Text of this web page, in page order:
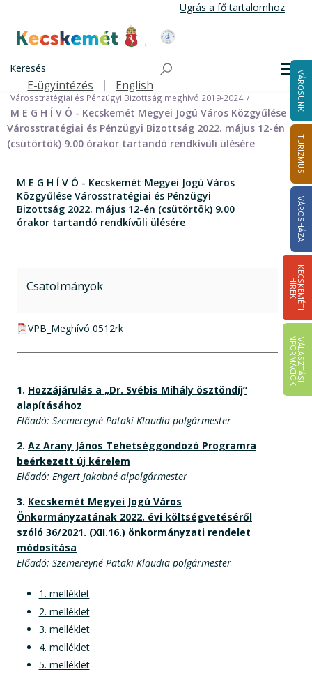
tartalomra
Ugrás a fő tartalomhoz
Kecskemét Város Honlapja
Keresés
Felső navigáció
E-ügyintézés English VÁROSUNK
TURIZMUS
VÁROSHÁZA
K
E
C
S
K
E
M
É
T
I
HÍ
R
E
K
V
Á
L
A
S
Z
T
Á
S
I
IN
F
O
R
M
Á
C
I
Ó
K
Önkormányzat
Bizottságok 2014-2024
Városstratégiai és Pénzügyi Bizottság 2014-2024
Városstratégiai és Pénzügyi Bizottság meghívó 2019-2024
M E G H Í V Ó - Kecskemét Megyei Jogú Város Közgyűlése
Városstratégiai és Pénzügyi Bizottság 2022. május 12-én
(csütörtök) 9.00 órakor tartandó rendkívüli ülésére
M E G H Í V Ó - Kecskemét Megyei Jogú Város
Közgyűlése Városstratégiai és Pénzügyi
Bizottság 2022. május 12-én (csütörtök) 9.00
órakor tartandó rendkívüli ülésére
Csatolmányok
pdf csatolmány:
VPB_Meghívó 0512rk
1. Hozzájárulás a „Dr. Svébis Mihály ösztöndíj”
alapításához
Előadó: Szemereyné Pataki Klaudia polgármester
2. Az Arany János Tehetséggondozó Programra
beérkezett új kérelem
Előadó: Engert Jakabné alpolgármester
3. Kecskemét Megyei Jogú Város
Önkormányzatának 2022. évi költségvetéséről
szóló 36/2021. (XII.16.) önkormányzati rendelet
módosítása
Előadó: Szemereyné Pataki Klaudia polgármester
1. melléklet
2. melléklet
3. melléklet
4. melléklet
5. melléklet